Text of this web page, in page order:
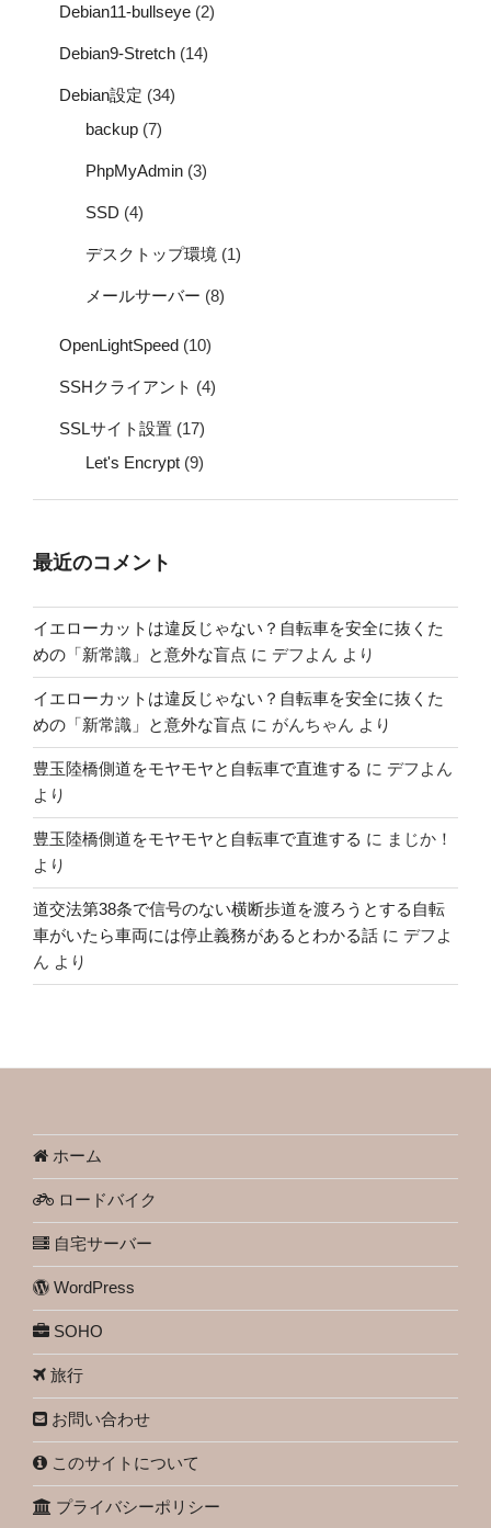
Debian11-bullseye (2)
Debian9-Stretch (14)
Debian設定 (34)
backup (7)
PhpMyAdmin (3)
SSD (4)
デスクトップ環境 (1)
メールサーバー (8)
OpenLightSpeed (10)
SSHクライアント (4)
SSLサイト設置 (17)
Let's Encrypt (9)
最近のコメント
イエローカットは違反じゃない？自転車を安全に抜くた
めの「新常識」と意外な盲点 に デフよん より
イエローカットは違反じゃない？自転車を安全に抜くた
めの「新常識」と意外な盲点 に がんちゃん より
豊玉陸橋側道をモヤモヤと自転車で直進する に デフよん
より
豊玉陸橋側道をモヤモヤと自転車で直進する に まじか！
より
道交法第38条で信号のない横断歩道を渡ろうとする自転
車がいたら車両には停止義務があるとわかる話 に デフよ
ん より
ホーム
ロードバイク
自宅サーバー
WordPress
SOHO
旅行
お問い合わせ
このサイトについて
プライバシーポリシー